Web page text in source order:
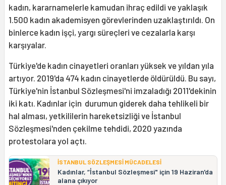
kadın, kararnamelerle kamudan ihraç edildi ve yaklaşık
1.500 kadın akademisyen görevlerinden uzaklaştırıldı. On
binlerce kadın işçi, yargı süreçleri ve cezalarla karşı
karşıyalar.
Türkiye'de kadın cinayetleri oranları yüksek ve yıldan yıla
artıyor. 2019'da 474 kadın cinayetlerde öldürüldü. Bu sayı,
Türkiye'nin İstanbul Sözleşmesi'ni imzaladığı 2011'dekinin
iki katı. Kadınlar için durumun giderek daha tehlikeli bir
hal alması, yetkililerin hareketsizliği ve İstanbul
Sözleşmesi'nden çekilme tehdidi, 2020 yazında
protestolara yol açtı.
İSTANBUL SÖZLEŞMESİ MÜCADELESİ
Kadınlar, “İstanbul Sözleşmesi" için 19 Haziran'da
alana çıkıyor